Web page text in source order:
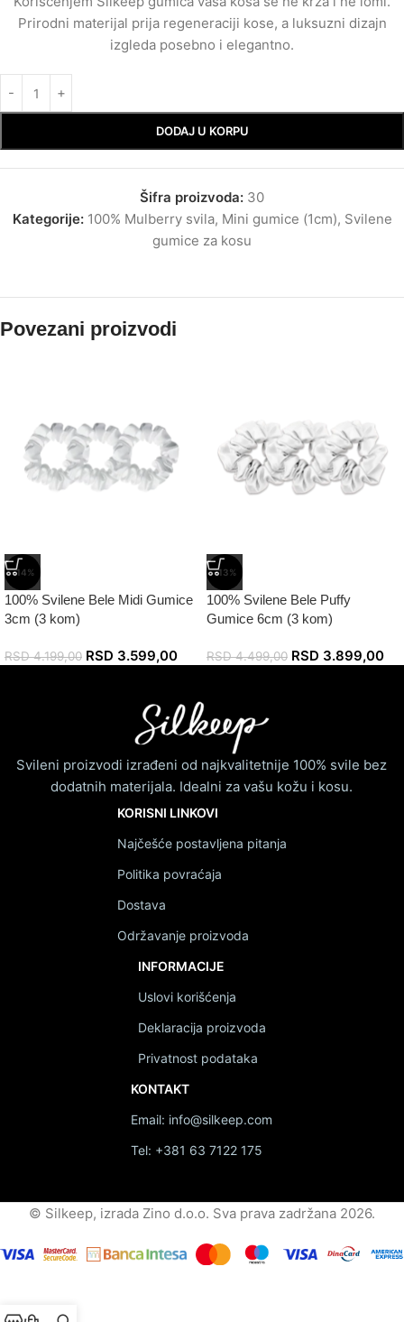
Prirodni materijal prija regeneraciji kose, a luksuzni dizajn
izgleda posebno i elegantno.
DODAJ U KORPU
Šifra proizvoda: 30
Kategorije: 100% Mulberry svila, Mini gumice (1cm), Svilene
gumice za kosu
Povezani proizvodi
-14%
100% Svilene Bele Midi Gumice
3cm (3 kom)
RSD4.199,00 RSD 3.599,00
-13%
100% Svilene Bele Puffy
Gumice 6cm (3 kom)
RSD4.499,00 RSD 3.899,00
Svileni proizvodi izrađeni od najkvalitetnije 100% svile bez
dodatnih materijala. Idealni za vašu kožu i kosu.
KORISNI LINKOVI
Najčešće postavljena pitanja
Politika povraćaja
Dostava
Održavanje proizvoda
INFORMACIJE
Uslovi korišćenja
Deklaracija proizvoda
Privatnost podataka
KONTAKT
Email: info@silkeep.com
Tel: +381 63 7122 175
© Silkeep, izrada Zino d.o.o. Sva prava zadržana 2026.